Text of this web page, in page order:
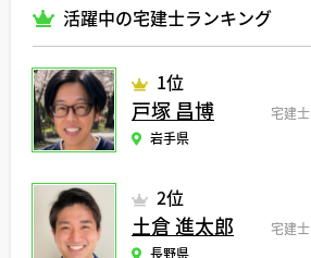
活躍中の宅建士ランキング
1位
戸塚 昌博
宅建士
岩手県
2位
土倉 進太郎
宅建士
長野県